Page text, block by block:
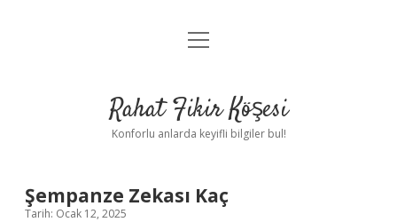
Anasayfa
Yasal Uyarı
menüyü
Rahat Fikir Köşesi
Konforlu anlarda keyifli bilgiler bul!
Şempanze Zekası Kaç
Tarih: Ocak 12, 2025